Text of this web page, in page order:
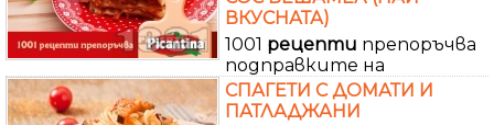
ВКУСНАТА)
1001 рецепти препоръчва
подправките на
СПАГЕТИ С ДОМАТИ И
ПАТЛАДЖАНИ